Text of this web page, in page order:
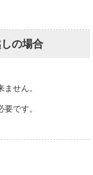
の場合
せん。
です。